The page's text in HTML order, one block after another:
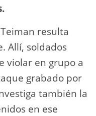
resulta
Allí, soldados
violar en grupo a
grabado por
también la
en ese